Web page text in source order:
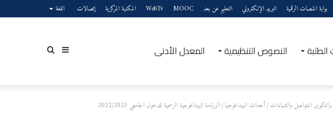
بوابة المنصات الرقمية البريد الإلكتروني التعليم عن بعد MOOC
WebTv المكتبة المركزية إتصالات اللغة
الطلبة النصوص التنظيمية المعدل الأدنى بحثإضافة
والتكوين المتواصل والشهادات/أحداث البيداغوجيا/الرزنامة البيداغوجية الرسمية للدخول الجامعي 2022/2023